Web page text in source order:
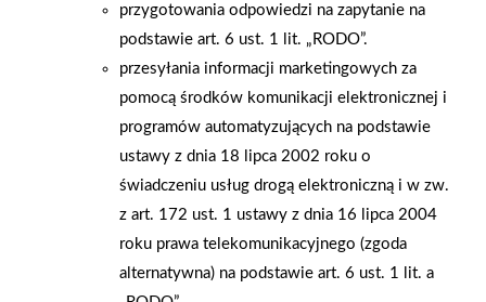
przygotowania odpowiedzi na zapytanie na
podstawie art. 6 ust. 1 lit. „RODO”.
przesyłania informacji marketingowych za
pomocą środków komunikacji elektronicznej i
programów automatyzujących na podstawie
ustawy z dnia 18 lipca 2002 roku o
świadczeniu usług drogą elektroniczną i w zw.
z art. 172 ust. 1 ustawy z dnia 16 lipca 2004
roku prawa telekomunikacyjnego (zgoda
alternatywna) na podstawie art. 6 ust. 1 lit. a